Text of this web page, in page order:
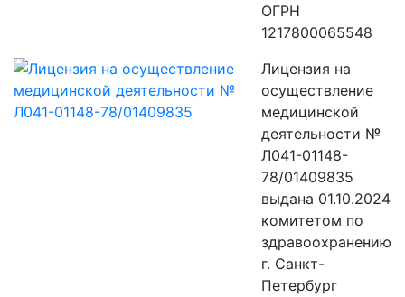
ОГРН
1217800065548
Лицензия на
осуществление
медицинской
деятельности №
Л041-01148-
78/01409835
выдана 01.10.2024
комитетом по
здравоохранению
г. Санкт-
Петербург